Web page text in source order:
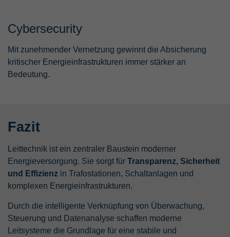
Cybersecurity
Mit zunehmender Vernetzung gewinnt die Absicherung
kritischer Energieinfrastrukturen immer stärker an
Bedeutung.
Fazit
Leittechnik ist ein zentraler Baustein moderner
Energieversorgung. Sie sorgt für Transparenz, Sicherheit
und Effizienz in Trafostationen, Schaltanlagen und
komplexen Energieinfrastrukturen.
Durch die intelligente Verknüpfung von Überwachung,
Steuerung und Datenanalyse schaffen moderne
Leitsysteme die Grundlage für eine stabile und